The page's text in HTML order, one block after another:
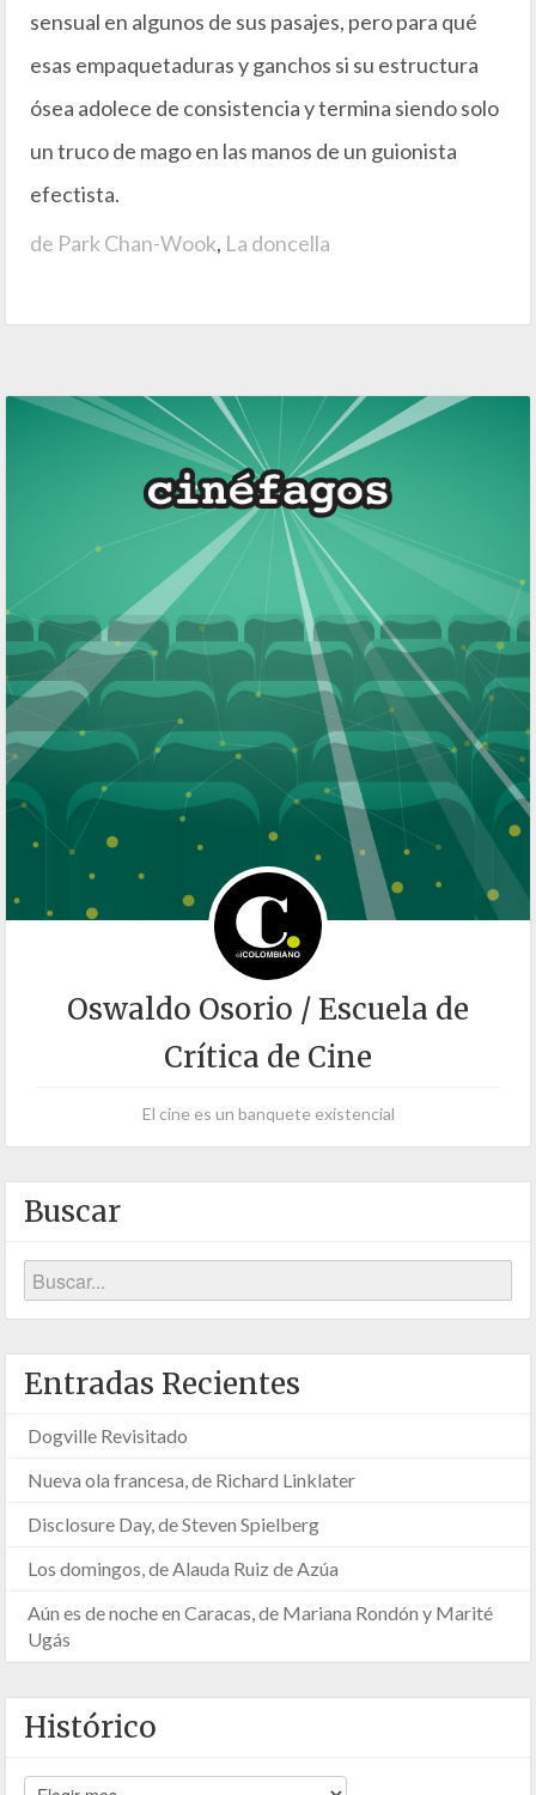
sensual en algunos de sus pasajes, pero para qué
esas empaquetaduras y ganchos si su estructura
ósea adolece de consistencia y termina siendo solo
un truco de mago en las manos de un guionista
efectista.
de Park Chan-Wook, La doncella
Oswaldo Osorio / Escuela de
Crítica de Cine
El cine es un banquete existencial
Buscar
Entradas Recientes
Dogville Revisitado
Nueva ola francesa, de Richard Linklater
Disclosure Day, de Steven Spielberg
Los domingos, de Alauda Ruiz de Azúa
Aún es de noche en Caracas, de Mariana Rondón y Marité
Ugás
Histórico